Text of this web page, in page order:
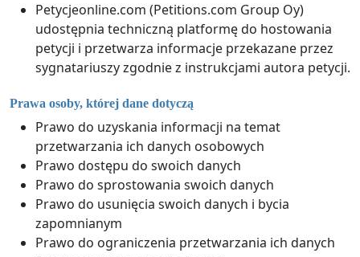
Petycjeonline.com (Petitions.com Group Oy)
udostępnia techniczną platformę do hostowania
petycji i przetwarza informacje przekazane przez
sygnatariuszy zgodnie z instrukcjami autora petycji.
Prawa osoby, której dane dotyczą
Prawo do uzyskania informacji na temat
przetwarzania ich danych osobowych
Prawo dostępu do swoich danych
Prawo do sprostowania swoich danych
Prawo do usunięcia swoich danych i bycia
zapomnianym
Prawo do ograniczenia przetwarzania ich danych